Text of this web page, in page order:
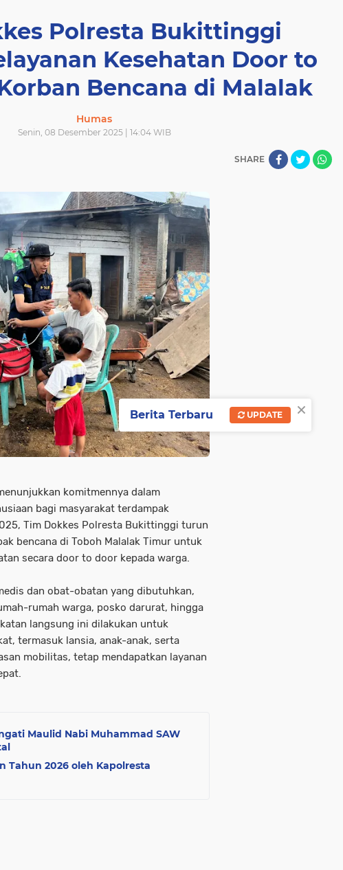
Polresta Bukittinggi
Kesehatan Door to
Bencana di Malalak
Humas
Senin, 08 Desember 2025 | 14:04 WIB
SHARE
komitmennya dalam
bagi masyarakat terdampak
Tim Dokkes Polresta Bukittinggi turun
bencana di Toboh Malalak Timur untuk
secara door to door kepada warga.
dan obat-obatan yang dibutuhkan,
rumah warga, posko darurat, hingga
langsung ini dilakukan untuk
termasuk lansia, anak-anak, serta
mobilitas, tetap mendapatkan layanan
Maulid Nabi Muhammad SAW
Tahun 2026 oleh Kapolresta
×
Berita Terbaru UPDATE